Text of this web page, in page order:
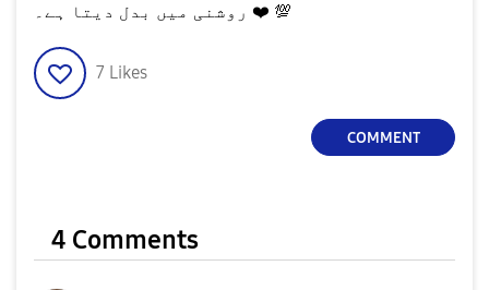
❤️ 💯
7 Likes
COMMENT
4 Comments